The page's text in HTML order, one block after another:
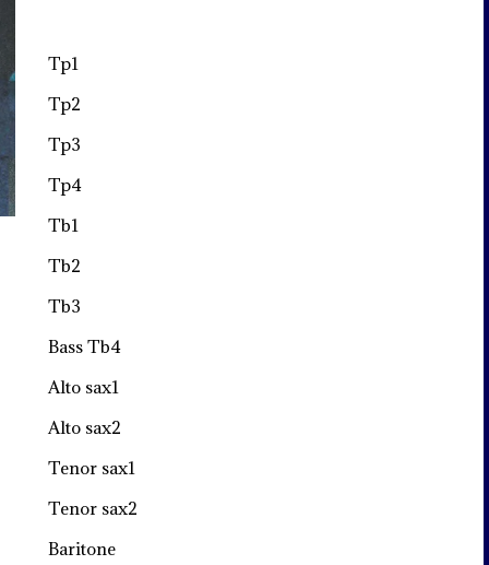
Tp1
Tp2
Tp3
Tp4
Tb1
Tb2
Tb3
Bass Tb4
Alto sax1
Alto sax2
Tenor sax1
Tenor sax2
Baritone